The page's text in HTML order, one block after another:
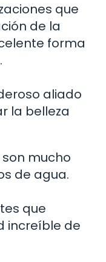
que
de la
forma
aliado
la belleza
mucho
de agua.
que
increíble de